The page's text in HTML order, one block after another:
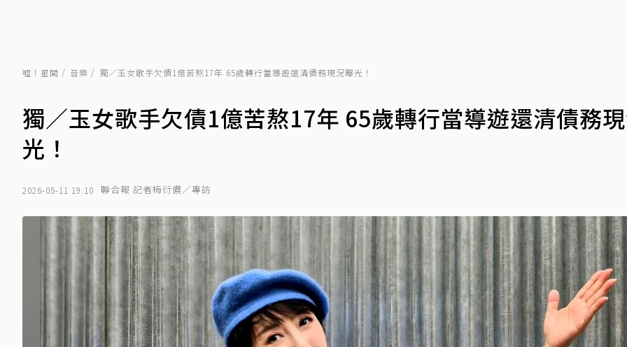
噓！星聞 音樂 獨／玉女歌手欠債1億苦熬17年 65歲轉行當導遊還清債務現況曝光！
獨／玉女歌手欠債1億苦熬17年 65歲轉行當導遊還清債務
光！
2026-05-11 19:10 聯合報 記者梅衍儂／專訪